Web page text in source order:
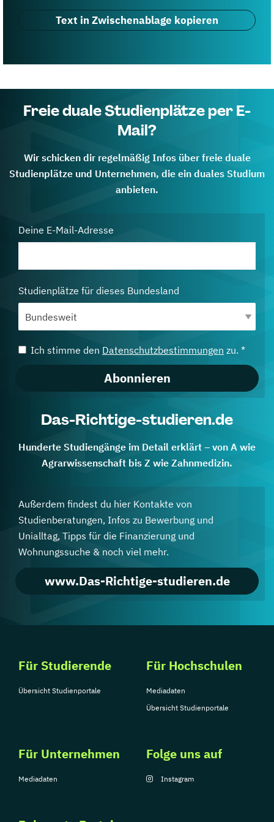
Text in Zwischenablage kopieren
Freie duale Studienplätze per E-
Mail?
Wir schicken dir regelmäßig Infos über freie duale
Studienplätze und Unternehmen, die ein duales Studium
anbieten.
Deine E-Mail-Adresse
Studienplätze für dieses Bundesland
Ich stimme den Datenschutzbestimmungen zu. *
Abonnieren
Das-Richtige-studieren.de
Hunderte Studiengänge im Detail erklärt – von A wie
Agrarwissenschaft bis Z wie Zahnmedizin.
Außerdem findest du hier Kontakte von
Studienberatungen, Infos zu Bewerbung und
Unialltag, Tipps für die Finanzierung und
Wohnungssuche & noch viel mehr.
www.Das-Richtige-studieren.de
Für Studierende
Übersicht Studienportale
Für Hochschulen
Mediadaten
Übersicht Studienportale
Für Unternehmen
Mediadaten
Folge uns auf
Instagram